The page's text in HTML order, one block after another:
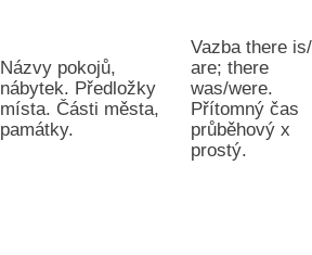
Názvy pokojů,
nábytek. Předložky
místa. Části města,
památky.
Vazba there is/
are; there
was/were.
Přítomný čas
průběhový x
prostý.